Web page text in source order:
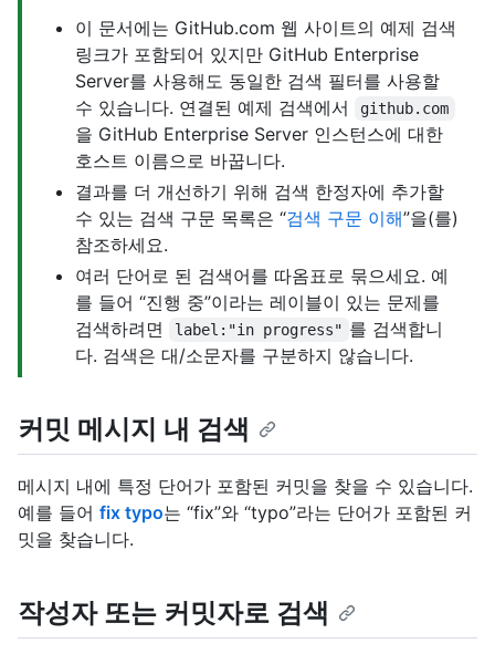
이 문서에는 GitHub.com 웹 사이트의 예제 검색
링크가 포함되어 있지만 GitHub Enterprise
Server를 사용해도 동일한 검색 필터를 사용할
수 있습니다. 연결된 예제 검색에서
github.com
을 GitHub Enterprise Server 인스턴스에 대한
호스트 이름으로 바꿉니다.
결과를 더 개선하기 위해 검색 한정자에 추가할
수 있는 검색 구문 목록은 “검색 구문 이해”을(를)
참조하세요.
여러 단어로 된 검색어를 따옴표로 묶으세요. 예
를 들어 “진행 중”이라는 레이블이 있는 문제를
검색하려면
label:"in progress" 를 검색합니
다. 검색은 대/소문자를 구분하지 않습니다.
커밋 메시지 내 검색
메시지 내에 특정 단어가 포함된 커밋을 찾을 수 있습니다.
예를 들어 fix typo는 “fix”와 “typo”라는 단어가 포함된 커
밋을 찾습니다.
작성자 또는 커밋자로 검색